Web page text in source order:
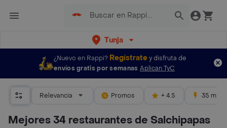
Tunja
¿Nuevo en Rappi? Regístratey disfruta de
envíos gratis por semanas Aplican TyC
Relevancia Promos + 4.5 35 mins
Mejores 34 restaurantes de Salchipapas